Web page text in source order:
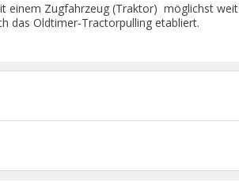
einem Zugfahrzeug (Traktor) möglichst weit
das Oldtimer-Tractorpulling etabliert.